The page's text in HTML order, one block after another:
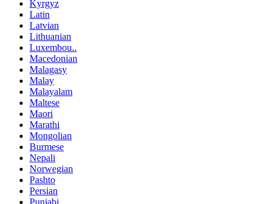
Kyrgyz
Latin
Latvian
Lithuanian
Luxembou..
Macedonian
Malagasy
Malay
Malayalam
Maltese
Maori
Marathi
Mongolian
Burmese
Nepali
Norwegian
Pashto
Persian